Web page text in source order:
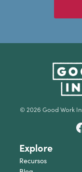
© 2026 Good Work
Explore
Recursos